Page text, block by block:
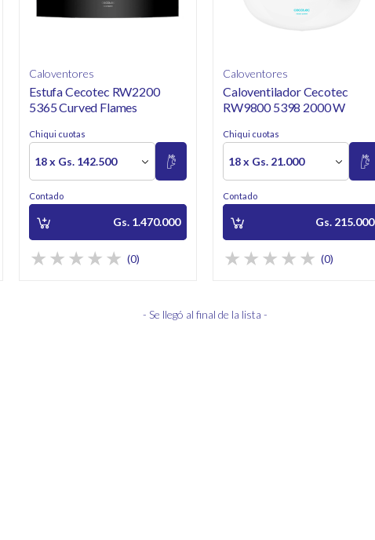
Caloventores
Estufa Cecotec RW2200
5365 Curved Flames
Chiqui cuotas
18 x Gs. 142.500
Contado
Gs. 1.470.000
(0)
Caloventores
Caloventilador Cecotec
RW9800 5398 2000 W
Chiqui cuotas
18 x Gs. 21.000
Contado
Gs. 215.000
(0)
- Se llegó al final de la lista -